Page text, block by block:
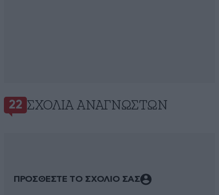
22 ΣΧΌΛΙΑ ΑΝΑΓΝΩΣΤΏΝ
ΠΡΟΣΘΕΣΤΕ ΤΟ ΣΧΟΛΙΟ ΣΑΣ